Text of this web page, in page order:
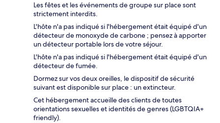
Les fêtes et les événements de groupe sur place sont
strictement interdits.
L'hôte n'a pas indiqué si l'hébergement était équipé d'un
détecteur de monoxyde de carbone ; pensez à apporter
un détecteur portable lors de votre séjour.
L'hôte n'a pas indiqué si l'hébergement était équipé d'un
détecteur de fumée.
Dormez sur vos deux oreilles, le dispositif de sécurité
suivant est disponible sur place : un extincteur.
Cet hébergement accueille des clients de toutes
orientations sexuelles et identités de genres (LGBTQIA+
friendly).